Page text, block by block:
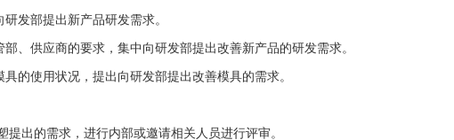
发部提出新产品研发需求。
、供应商的要求，集中向研发部提出改善新产品的研发需求。
的使用状况，提出向研发部提出改善模具的需求。
出的需求，进行内部或邀请相关人员进行评审。